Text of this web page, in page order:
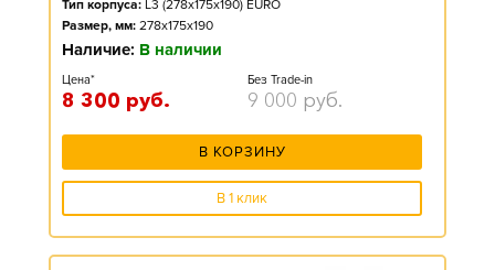
Тип корпуса: L3 (278x175x190) EURO
Размер, мм: 278x175x190
Наличие: В наличии
Цена*
8 300 руб.
Без Trade-in
9 000 руб.
В КОРЗИНУ
В 1 клик